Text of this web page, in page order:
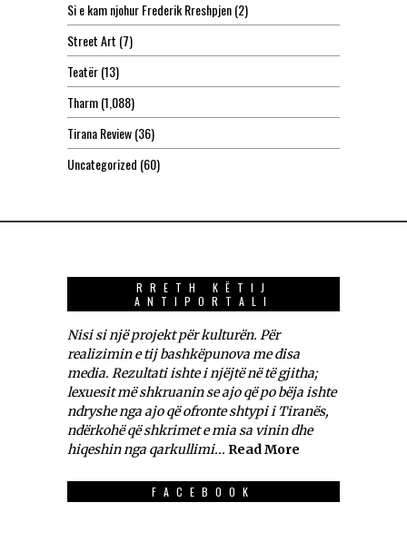
Si e kam njohur Frederik Rreshpjen(2)
Street Art (7)
Teatër(13)
Tharm(1,088)
Tirana Review(36)
Uncategorized (60)
RRETH KËTIJ
ANTIPORTALI
Nisi si një projekt për kulturën. Për
realizimin e tij bashkëpunova me disa
media. Rezultati ishte i njëjtë në të gjitha;
lexuesit më shkruanin se ajo që po bëja ishte
ndryshe nga ajo që ofronte shtypi i Tiranës,
ndërkohë që shkrimet e mia sa vinin dhe
hiqeshin nga qarkullimi... Read More
FACEBOOK